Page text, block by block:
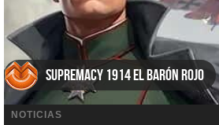
Supremacy 1914 El Barón Rojo
NOTICIAS